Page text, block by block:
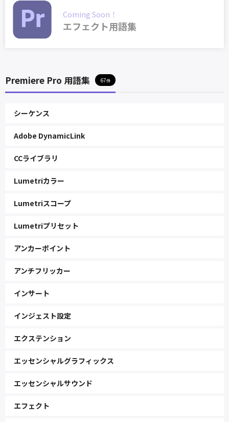
Coming Soon！
エフェクト用語集
Premiere Pro 用語集 67
シーケンス
Adobe DynamicLink
CCライブラリ
Lumetriカラー
Lumetriスコープ
Lumetriプリセット
アンカーポイント
アンチフリッカー
インサート
インジェスト設定
エクステンション
エッセンシャルグラフィックス
エッセンシャルサウンド
エフェクト